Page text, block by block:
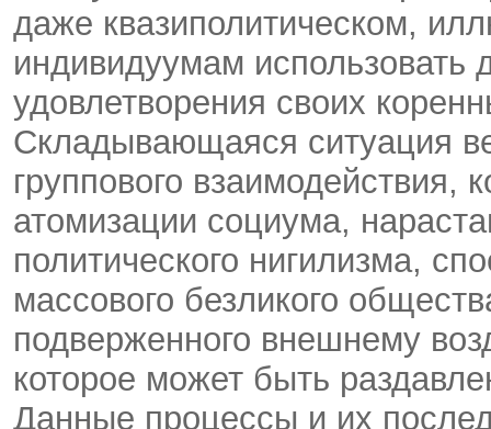
даже квазиполитическом,
индивидуумам использовать
удовлетворения своих
Складывающаяся ситуация
группового взаимодействия,
атомизации социума,
политического нигилизма,
массового безликого
подверженного внешнему
которое может быть
Данные процессы и их